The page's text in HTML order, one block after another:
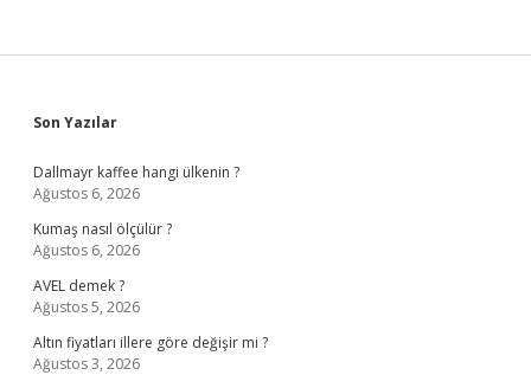
Sidebar
Son Yazılar
Dallmayr kaffee hangi ülkenin ?
Ağustos 6, 2026
Kumaş nasıl ölçülür ?
Ağustos 6, 2026
AVEL demek ?
Ağustos 5, 2026
Altın fiyatları illere göre değişir mi ?
Ağustos 3, 2026